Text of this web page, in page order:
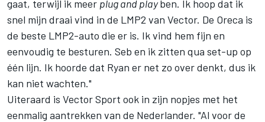
gaat, terwijl ik meer plug and playben. Ik hoop dat ik
snel mijn draai vind in de LMP2 van Vector. De Oreca is
de beste LMP2-auto die er is. Ik vind hem fijn en
eenvoudig te besturen. Seb en ik zitten qua set-up op
één lijn. Ik hoorde dat Ryan er net zo over denkt, dus ik
kan niet wachten."
Uiteraard is Vector Sport ook in zijn nopjes met het
eenmalig aantrekken van de Nederlander. "Al voor de